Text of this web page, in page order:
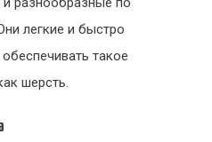
легкие и быстро
такое
шерсть.